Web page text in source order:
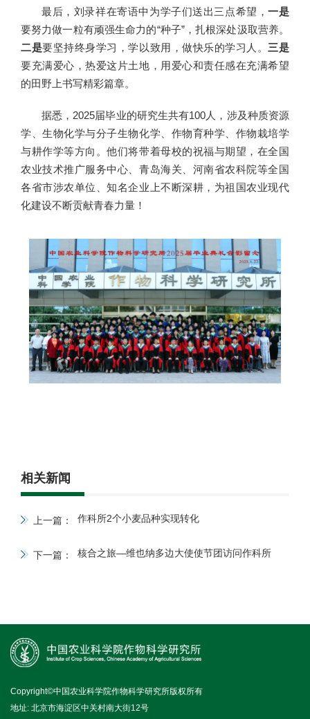
最后，刘录祥在寄语中为学子们送出三点希望，一是
要努力做一粒有顽强生命力的“种子”，扎根深处汲取营养。
二是要坚持终身学习，学以致用，做快乐的学习人。 三是
要充满爱心，热爱这片土地，用爱心和责任感在充满希望
的田野上书写精彩篇章。
据悉，2025届毕业的研究生共有100人，涉及种质资源
学、生物化学与分子生物化学、作物育种学、作物栽培学
与耕作学等方向。他们将带着母校的祝福与期望，在全国
农业技术推广服务中心、青岛海关、河南省农科院等全国
各省市涉农单位、知名企业上不断深耕，为祖国农业现代
化建设不断贡献青春力量！
相关新闻
上一篇： 作科所2个小麦品种实现转化
下一篇： 核合之旅—维也纳多边大使使节团访问作科所
Copyright©中国农业科学院作物科学研究所版权所有
地址: 北京市海淀区中关村南大街12号